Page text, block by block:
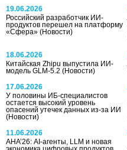
19.06.2026
Российский разработчик ИИ-
продуктов перешел на платформу
«Сфера» (Новости)
18.06.2026
Китайская Zhipu выпустила ИИ-
модель GLM-5.2 (Новости)
17.06.2026
У половины ИБ-специалистов
остается высокий уровень
опасений утечек данных из-за ИИ
(Новости)
11.06.2026
AHA’26: AI-агенты, LLM и новая